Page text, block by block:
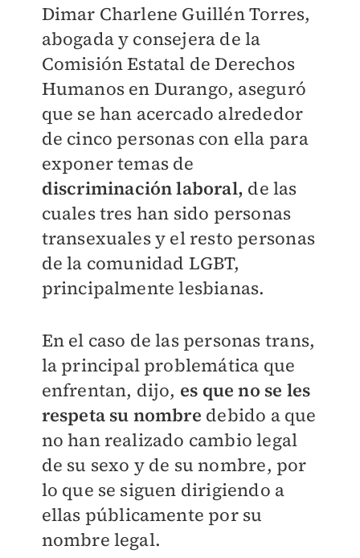
Dimar Charlene Guillén Torres,
abogada y consejera de la
Comisión Estatal de Derechos
Humanos en Durango, aseguró
que se han acercado alrededor
de cinco personas con ella para
exponer temas de
discriminación laboral, de las
cuales tres han sido personas
transexuales y el resto personas
de la comunidad LGBT,
principalmente lesbianas.
En el caso de las personas trans,
la principal problemática que
enfrentan, dijo, es que no se les
respeta su nombre debido a que
no han realizado cambio legal
de su sexo y de su nombre, por
lo que se siguen dirigiendo a
ellas públicamente por su
nombre legal.